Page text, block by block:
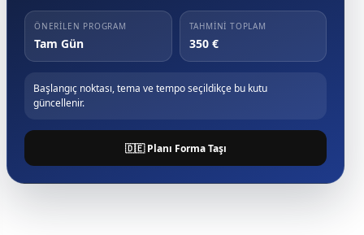
ÖNERILEN PROGRAM
Tam Gün
TAHMINI TOPLAM
350 €
Başlangıç noktası, tema ve tempo seçildikçe bu kutu
güncellenir.
🇩🇪 Planı Forma Taşı